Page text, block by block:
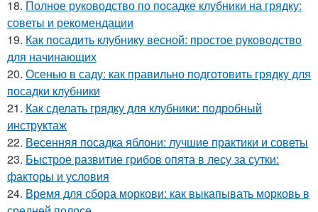
18. Полное руководство по посадке клубники на грядку:
советы и рекомендации
19. Как посадить клубнику весной: простое руководство
для начинающих
20. Осенью в саду: как правильно подготовить грядку для
посадки клубники
21. Как сделать грядку для клубники: подробный
инструктаж
22. Весенняя посадка яблони: лучшие практики и советы
23. Быстрое развитие грибов опята в лесу за сутки:
факторы и условия
24. Время для сбора моркови: как выкапывать морковь в